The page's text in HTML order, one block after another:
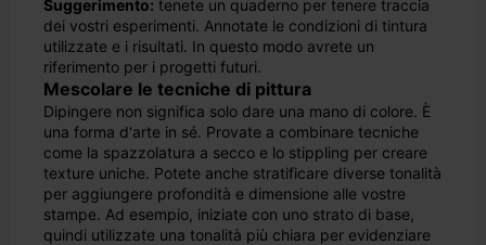
Suggerimento: tenete un quaderno per tenere traccia
dei vostri esperimenti. Annotate le condizioni di tintura
utilizzate e i risultati. In questo modo avrete un
riferimento per i progetti futuri.
Mescolare le tecniche di pittura
Dipingere non significa solo dare una mano di colore. È
una forma d'arte in sé. Provate a combinare tecniche
come la spazzolatura a secco e lo stippling per creare
texture uniche. Potete anche stratificare diverse tonalità
per aggiungere profondità e dimensione alle vostre
stampe. Ad esempio, iniziate con uno strato di base,
quindi utilizzate una tonalità più chiara per evidenziare